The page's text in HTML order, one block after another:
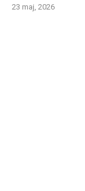
23 maj, 2026